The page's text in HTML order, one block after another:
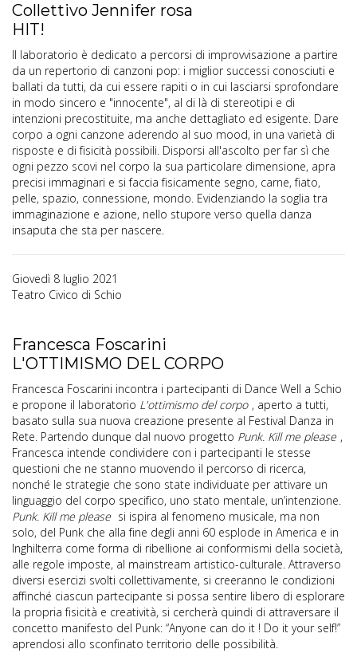
Collettivo Jennifer rosa
HIT!
Il laboratorio è dedicato a percorsi di improvvisazione a partire
da un repertorio di canzoni pop: i miglior successi conosciuti e
ballati da tutti, da cui essere rapiti o in cui lasciarsi sprofondare
in modo sincero e "innocente", al di là di stereotipi e di
intenzioni precostituite, ma anche dettagliato ed esigente. Dare
corpo a ogni canzone aderendo al suo mood, in una varietà di
risposte e di fisicità possibili. Disporsi all'ascolto per far sì che
ogni pezzo scovi nel corpo la sua particolare dimensione, apra
precisi immaginari e si faccia fisicamente segno, carne, fiato,
pelle, spazio, connessione, mondo. Evidenziando la soglia tra
immaginazione e azione, nello stupore verso quella danza
insaputa che sta per nascere.
Giovedì 8 luglio 2021
Teatro Civico di Schio
Francesca Foscarini
L'OTTIMISMO DEL CORPO
Francesca Foscarini incontra i partecipanti di Dance Well a Schio
e propone il laboratorio L'ottimismo del corpo , aperto a tutti,
basato sulla sua nuova creazione presente al Festival Danza in
Rete. Partendo dunque dal nuovo progetto Punk. Kill me please ,
Francesca intende condividere con i partecipanti le stesse
questioni che ne stanno muovendo il percorso di ricerca,
nonché le strategie che sono state individuate per attivare un
linguaggio del corpo specifico, uno stato mentale, un’intenzione.
Punk. Kill me please si ispira al fenomeno musicale, ma non
solo, del Punk che alla fine degli anni 60 esplode in America e in
Inghilterra come forma di ribellione ai conformismi della società,
alle regole imposte, al mainstream artistico-culturale. Attraverso
diversi esercizi svolti collettivamente, si creeranno le condizioni
affinché ciascun partecipante si possa sentire libero di esplorare
la propria fisicità e creatività, si cercherà quindi di attraversare il
concetto manifesto del Punk: “Anyone can do it ! Do it your self!”
aprendosi allo sconfinato territorio delle possibilità.